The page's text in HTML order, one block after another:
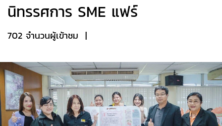
นิทรรศการ SME แฟร์
702 จำนวนผู้เข้าชม |